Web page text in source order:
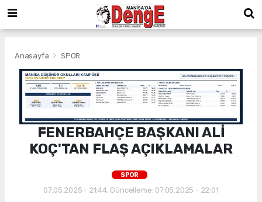
Anasayfa SPOR
FENERBAHÇE BAŞKANI ALİ
KOÇ'TAN FLAŞ AÇIKLAMALAR
SPOR
07.05.2025 - 21:44, Güncelleme: 07.05.2025 - 22:01